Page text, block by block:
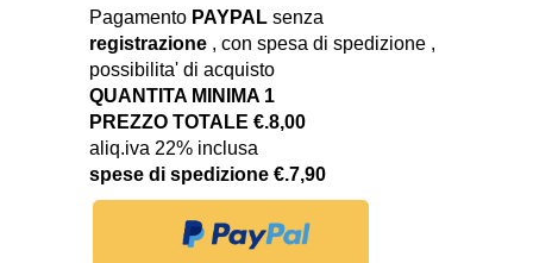
Pagamento PAYPAL senza
registrazione , con spesa di spedizione ,
possibilita' di acquisto
QUANTITA MINIMA 1
PREZZO TOTALE €.8,00
aliq.iva 22% inclusa
spese di spedizione €.7,90